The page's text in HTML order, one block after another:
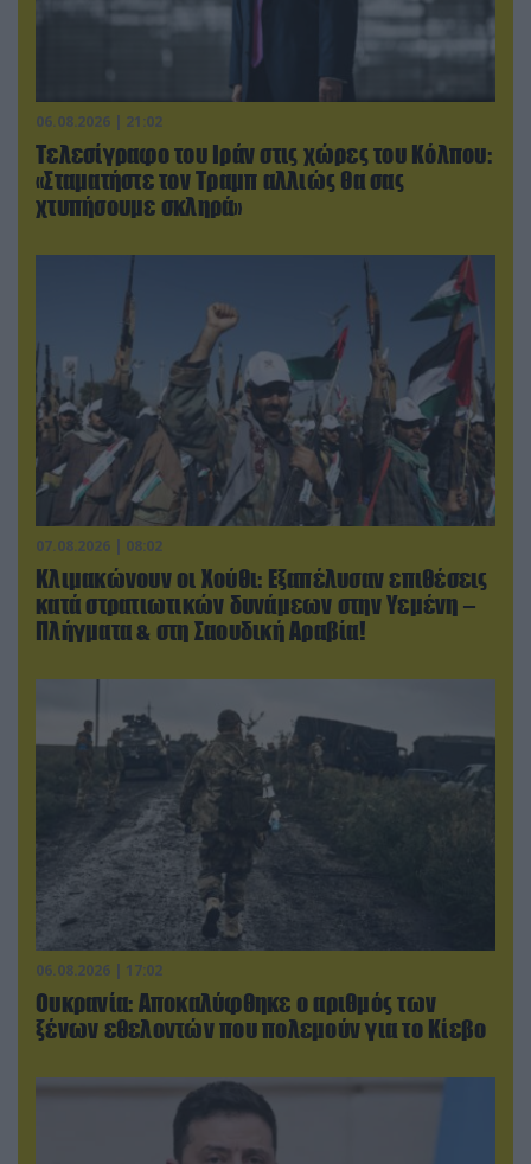
06.08.2026 | 21:02
Τελεσίγραφο του Ιράν στις χώρες του Κόλπου:
«Σταματήστε τον Τραμπ αλλιώς θα σας
χτυπήσουμε σκληρά»
07.08.2026 | 08:02
Κλιμακώνουν οι Χούθι: Eξαπέλυσαν επιθέσεις
κατά στρατιωτικών δυνάμεων στην Υεμένη –
Πλήγματα & στη Σαουδική Αραβία!
06.08.2026 | 17:02
Ουκρανία: Αποκαλύφθηκε ο αριθμός των
ξένων εθελοντών που πολεμούν για το Κίεβο